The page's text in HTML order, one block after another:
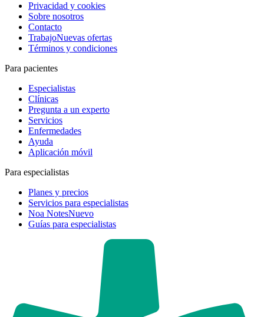
Privacidad y cookies
Sobre nosotros
Contacto
TrabajoNuevas ofertas
Términos y condiciones
Para pacientes
Especialistas
Clínicas
Pregunta a un experto
Servicios
Enfermedades
Ayuda
Aplicación móvil
Para especialistas
Planes y precios
Servicios para especialistas
Noa NotesNuevo
Guías para especialistas